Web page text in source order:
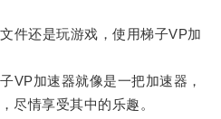
还是玩游戏，使用梯子VP加
加速器就像是一把加速器，
尽情享受其中的乐趣。